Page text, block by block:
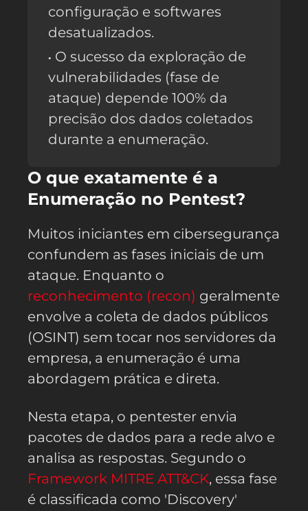
configuração e softwares
desatualizados.
O sucesso da exploração de
vulnerabilidades (fase de
ataque) depende 100% da
precisão dos dados coletados
durante a enumeração.
O que exatamente é a
Enumeração no Pentest?
Muitos iniciantes em cibersegurança
confundem as fases iniciais de um
ataque. Enquanto o
reconhecimento (recon) geralmente
envolve a coleta de dados públicos
(OSINT) sem tocar nos servidores da
empresa, a enumeração é uma
abordagem prática e direta.
Nesta etapa, o pentester envia
pacotes de dados para a rede alvo e
analisa as respostas. Segundo o
Framework MITRE ATT&CK, essa fase
é classificada como 'Discovery'